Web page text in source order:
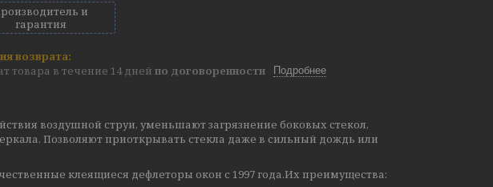
и
гарантия
товара в течение 14 дней по договоренности Подробнее
воздушной струи, уменьшают загрязнение боковых стекол,
Позволяют приоткрывать стекла даже в сильный дождь или
клеящиеся дефлеторы окон с 1997 года.Их преимущества: